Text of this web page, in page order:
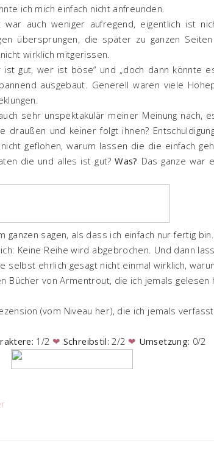
ich mich einfach nicht anfreunden.
war auch weniger aufregend, eigentlich ist
übersprungen, die später zu ganzen
wirklich mitgerissen.
ist gut, wer ist böse“ und „doch dann könnte
ausgebaut. Generell waren viele
sehr unspektakulär meiner Meinung nach,
draußen und keiner folgt ihnen?
geflohen, warum lassen die die einfach
die und alles ist gut?Was? Das ganze war
ganzen sagen, als dass ich einfach nur fertig
Keine Reihe wird abgebrochen. Und dann
selbst ehrlich gesagt nicht einmal wirklich,
Bücher von Armentrout, die ich jemals gelesen
(vom Niveau her), die ich jemals
1/2 ❤ Schreibstil: 2/2 ❤ Umsetzung: 0/2